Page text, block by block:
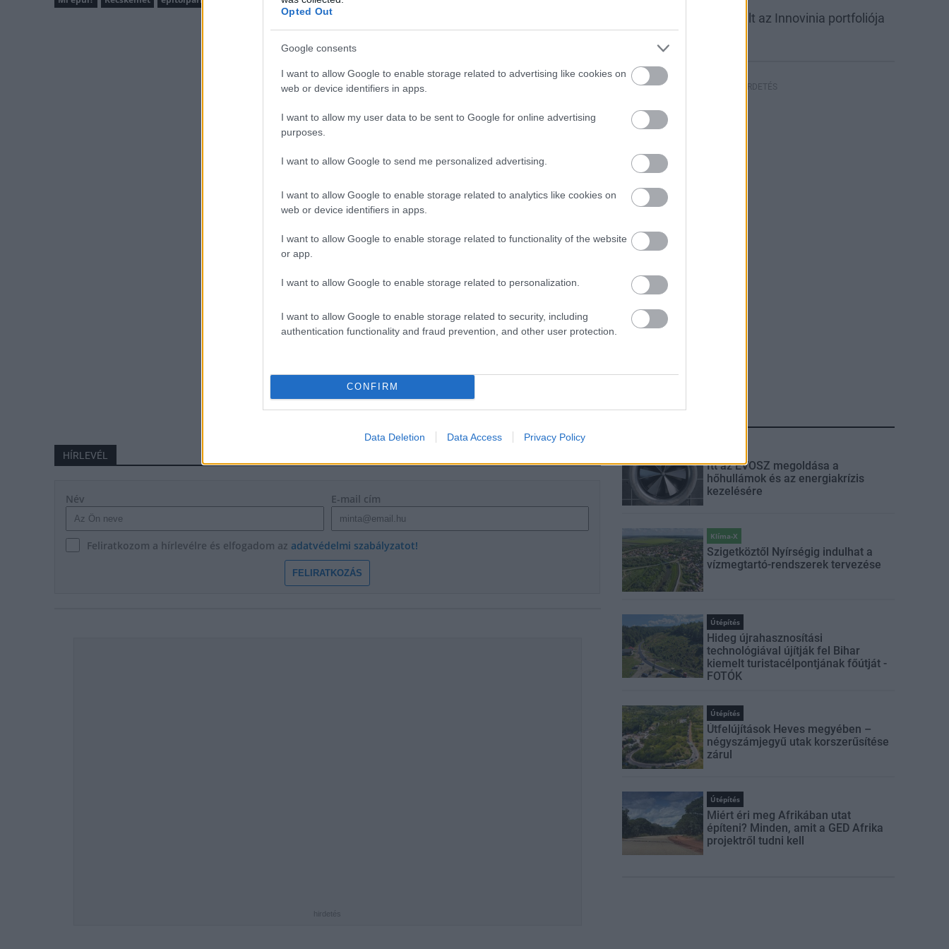
Opted Out
Google consents
I want to allow Google to enable storage related to advertising like cookies on
web or device identifiers in apps.
I want to allow my user data to be sent to Google for online advertising
purposes.
I want to allow Google to send me personalized advertising.
I want to allow Google to enable storage related to analytics like cookies on
web or device identifiers in apps.
I want to allow Google to enable storage related to functionality of the website
or app.
I want to allow Google to enable storage related to personalization.
I want to allow Google to enable storage related to security, including
authentication functionality and fraud prevention, and other user protection.
CONFIRM
Data Deletion Data Access Privacy Policy
HÍRLEVÉL
Név E-mail cím
Feliratkozom a hírlevélre és elfogadom az adatvédelmi szabályzatot!
FELIRATKOZÁS
hirdetés
Újabb csarnokkal bővült az Innovinia portfoliója
Nyíregyházán
HIRDETÉS
Itt az ÉVOSZ megoldása a
hőhullámok és az energiakrízis
kezelésére
Klíma-X
Szigetköztől Nyírségig indulhat a
vízmegtartó-rendszerek tervezése
Útépítés
Hideg újrahasznosítási
technológiával újítják fel Bihar
kiemelt turistacélpontjának főútját -
FOTÓK
Útépítés
Útfelújítások Heves megyében –
négyszámjegyű utak korszerűsítése
zárul
Útépítés
Miért éri meg Afrikában utat
építeni? Minden, amit a GED Afrika
projektről tudni kell